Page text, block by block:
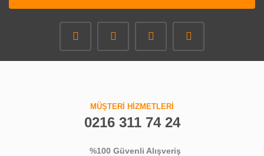
MÜŞTERİ HİZMETLERİ
0216 311 74 24
%100 Güvenli Alışveriş